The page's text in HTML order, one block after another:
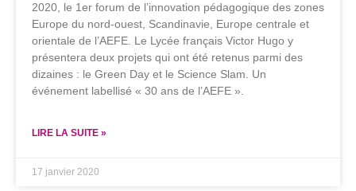
2020, le 1er forum de l’innovation pédagogique des zones
Europe du nord-ouest, Scandinavie, Europe centrale et
orientale de l’AEFE. Le Lycée français Victor Hugo y
présentera deux projets qui ont été retenus parmi des
dizaines : le Green Day et le Science Slam. Un
événement labellisé « 30 ans de l’AEFE ».
LIRE LA SUITE »
17 janvier 2020